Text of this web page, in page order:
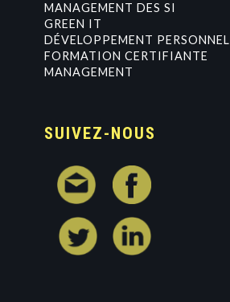
MANAGEMENT DES SI
GREEN IT
DÉVELOPPEMENT PERSONNEL
FORMATION CERTIFIANTE
MANAGEMENT
SUIVEZ-NOUS